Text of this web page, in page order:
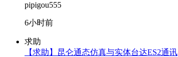
pipigou555
6小时前
求助
【求助】昆仑通态仿真与实体台达ES2通讯